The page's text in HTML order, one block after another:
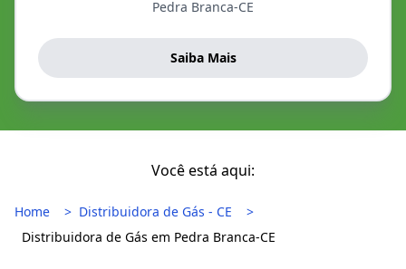
Pedra Branca-CE
Saiba Mais
Você está aqui:
Home
Distribuidora de Gás - CE
Distribuidora de Gás em Pedra Branca-CE